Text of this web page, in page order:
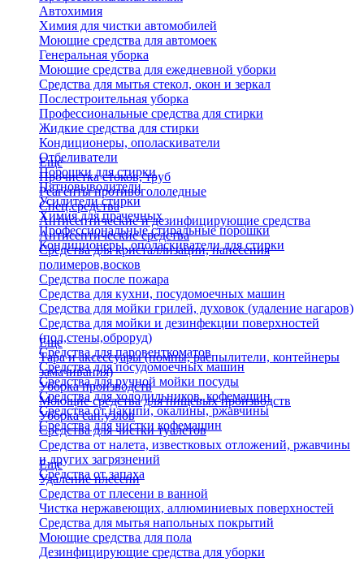
Автохимия
Химия для чистки автомобилей
Моющие средства для автомоек
Генеральная уборка
Моющие средства для ежедневной уборки
Средства для мытья стекол, окон и зеркал
Послестроительная уборка
Профессиональные средства для стирки
Жидкие средства для стирки
Кондиционеры, ополаскиватели
Отбеливатели
Порошки для стирки
Пятновыводители
Усилители стирки
Химия для прачечных
Профессиональные стиральные порошки
Кондиционеры, ополаскиватели для стирки
Еще
Прочистка стоков, труб
Реагенты противогололедные
Спец.средства
Антисептические и дезинфицирующие средства
Антисептические средства
Средства для кристаллизации, нанесения
полимеров,восков
Средства после пожара
Средства для кухни, посудомоечных машин
Средства для мойки грилей, духовок (удаление нагаров)
Средства для мойки и дезинфекции поверхностей
(пол,стены,оброруд)
Средства для паровенткоматов
Средства для посудомоечных машин
Средства для ручной мойки посуды
Средства для холодильников, кофемашин
Средства от накипи, окалины, ржавчины
Средства для чистки кофемашин
Еще
Тара и аксессуары (помпы, распылители, контейнеры
замачивания)
Уборка производств
Моющие средства для пищевых производств
Уборка сан.узлов
Средства для чистки туалетов
Средства от налета, известковых отложений, ржавчины
и других загрязнений
Средства от запаха
Еще
Удаление плесени
Средства от плесени в ванной
Чистка нержавеющих, аллюминиевых поверхностей
Средства для мытья напольных покрытий
Моющие средства для пола
Дезинфицирующие средства для уборки